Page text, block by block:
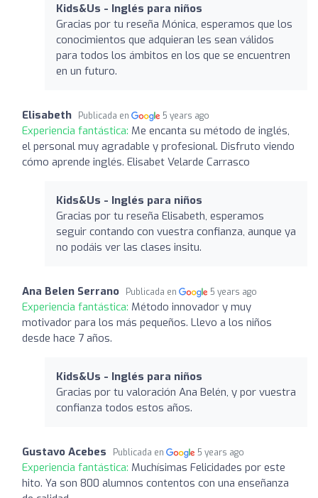
Kids&Us - Inglés para niños
Gracias por tu reseña Mónica, esperamos que los
conocimientos que adquieran les sean válidos
para todos los ámbitos en los que se encuentren
en un futuro.
Elisabeth Publicada en 5 years ago
Experiencia fantástica: Me encanta su método de inglés,
el personal muy agradable y profesional. Disfruto viendo
cómo aprende inglés. Elisabet Velarde Carrasco
Kids&Us - Inglés para niños
Gracias por tu reseña Elisabeth, esperamos
seguir contando con vuestra confianza, aunque ya
no podáis ver las clases insitu.
Ana Belen Serrano Publicada en 5 years ago
Experiencia fantástica: Método innovador y muy
motivador para los más pequeños. Llevo a los niños
desde hace 7 años.
Kids&Us - Inglés para niños
Gracias por tu valoración Ana Belén, y por vuestra
confianza todos estos años.
Gustavo Acebes Publicada en 5 years ago
Experiencia fantástica: Muchísimas Felicidades por este
hito. Ya son 800 alumnos contentos con una enseñanza